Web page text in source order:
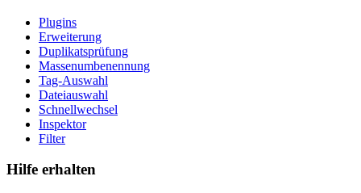
Plugins
Erweiterung
Duplikatsprüfung
Massenumbenennung
Tag-Auswahl
Dateiauswahl
Schnellwechsel
Inspektor
Filter
Hilfe erhalten